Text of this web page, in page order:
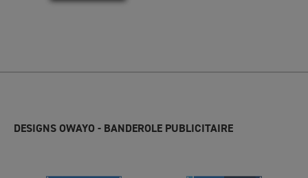
DESIGNS OWAYO - BANDEROLE PUBLICITAIRE